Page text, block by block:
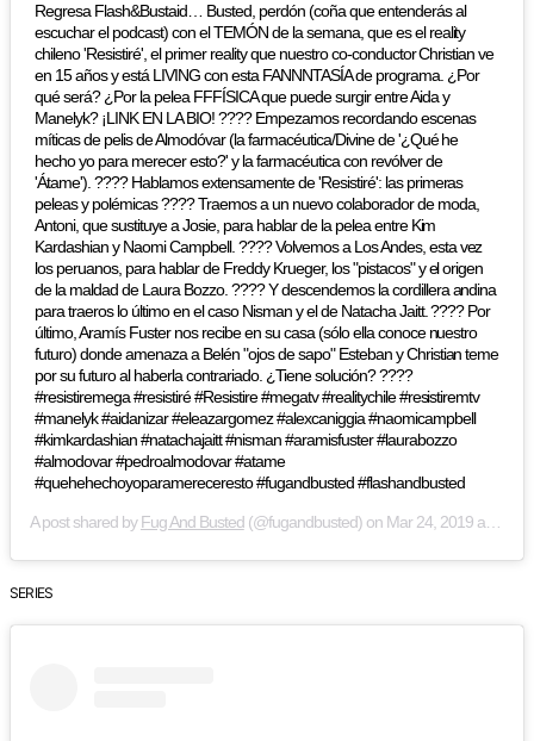
Regresa Flash&Bustaid… Busted, perdón (coña que entenderás al
escuchar el podcast) con el TEMÓN de la semana, que es el reality
chileno 'Resistiré', el primer reality que nuestro co-conductor Christian ve
en 15 años y está LIVING con esta FANNNTASÍA de programa. ¿Por
qué será? ¿Por la pelea FFFÍSICA que puede surgir entre Aida y
Manelyk? ¡LINK EN LA BIO! ???? Empezamos recordando escenas
míticas de pelis de Almodóvar (la farmacéutica/Divine de '¿Qué he
hecho yo para merecer esto?' y la farmacéutica con revólver de
'Átame'). ???? Hablamos extensamente de 'Resistiré': las primeras
peleas y polémicas ???? Traemos a un nuevo colaborador de moda,
Antoni, que sustituye a Josie, para hablar de la pelea entre Kim
Kardashian y Naomi Campbell. ???? Volvemos a Los Andes, esta vez
los peruanos, para hablar de Freddy Krueger, los "pistacos" y el origen
de la maldad de Laura Bozzo. ???? Y descendemos la cordillera andina
para traeros lo último en el caso Nisman y el de Natacha Jaitt. ???? Por
último, Aramís Fuster nos recibe en su casa (sólo ella conoce nuestro
futuro) donde amenaza a Belén "ojos de sapo" Esteban y Christian teme
por su futuro al haberla contrariado. ¿Tiene solución? ????
#resistiremega #resistiré #Resistire #megatv #realitychile #resistiremtv
#manelyk #aidanizar #eleazargomez #alexcaniggia #naomicampbell
#kimkardashian #natachajaitt #nisman #aramisfuster #laurabozzo
#almodovar #pedroalmodovar #atame
#quehehechoyoparamereceresto #fugandbusted #flashandbusted
A post shared byFug And Busted(@fugandbusted) on Mar 24, 2019 at 1:48pm PDT
SERIES